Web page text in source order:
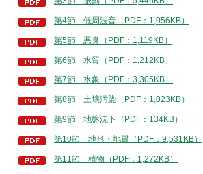
第4節 低周波音（PDF：1,056KB）
第5節 悪臭（PDF：1,119KB）
第6節 水質（PDF：1,212KB）
第7節 水象（PDF：3,305KB）
第8節 土壌汚染（PDF：1,023KB）
第9節 地盤沈下（PDF：134KB）
第10節 地形・地質（PDF：9,531KB）
第11節 植物（PDF：1,272KB）